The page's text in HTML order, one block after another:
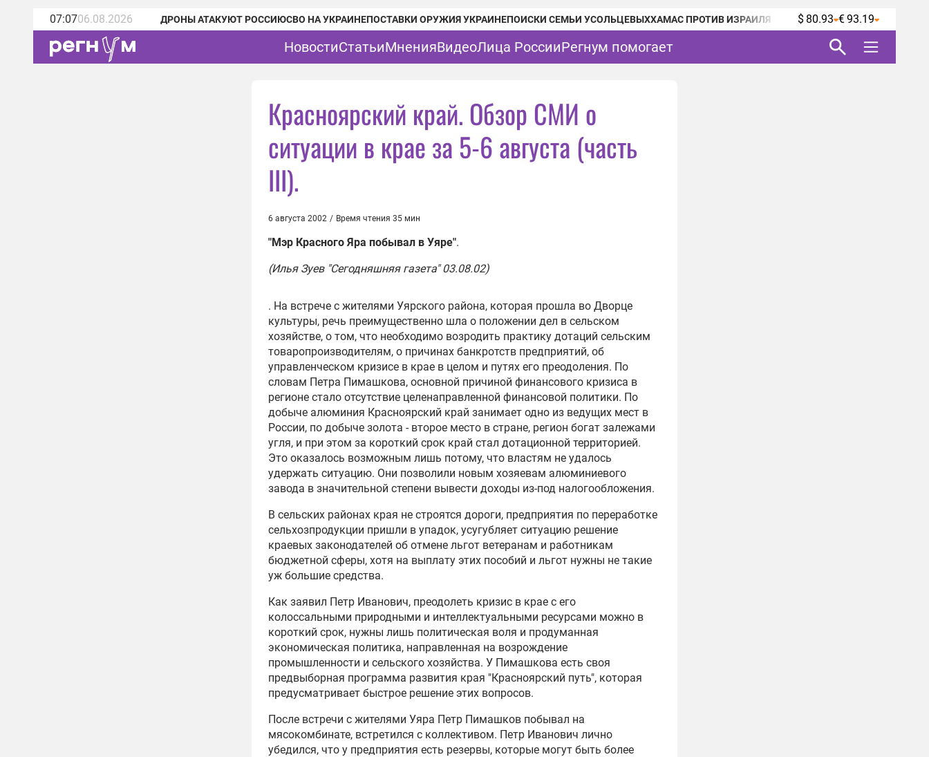
07:0706.08.2026 ДРОНЫ АТАКУЮТ РОССИЮСВО НА УКРАИНЕПОСТАВКИ ОРУЖИЯ УКРАИНЕПОИСКИ СЕМЬИ УСОЛЬЦЕВЫХХАМАС ПРОТИВ ИЗРАИЛЯ $ 80.93 € 93.19
НовостиСтатьиМненияВидеоЛица РоссииРегнум помогает
Красноярский край. Обзор СМИ о
ситуации в крае за 5-6 августа (часть
III).
6 августа 2002 / Время чтения 35 мин
"Мэр Красного Яра побывал в Уяре".
(Илья Зуев "Сегодняшняя газета" 03.08.02)
. На встрече с жителями Уярского района, которая прошла во Дворце
культуры, речь преимущественно шла о положении дел в сельском
хозяйстве, о том, что необходимо возродить практику дотаций сельским
товаропроизводителям, о причинах банкротств предприятий, об
управленческом кризисе в крае в целом и путях его преодоления. По
словам Петра Пимашкова, основной причиной финансового кризиса в
регионе стало отсутствие целенаправленной финансовой политики. По
добыче алюминия Красноярский край занимает одно из ведущих мест в
России, по добыче золота - второе место в стране, регион богат залежами
угля, и при этом за короткий срок край стал дотационной территорией.
Это оказалось возможным лишь потому, что властям не удалось
удержать ситуацию. Они позволили новым хозяевам алюминиевого
завода в значительной степени вывести доходы из-под налогообложения.
В сельских районах края не строятся дороги, предприятия по переработке
сельхозпродукции пришли в упадок, усугубляет ситуацию решение
краевых законодателей об отмене льгот ветеранам и работникам
бюджетной сферы, хотя на выплату этих пособий и льгот нужны не такие
уж большие средства.
Как заявил Петр Иванович, преодолеть кризис в крае с его
колоссальными природными и интеллектуальными ресурсами можно в
короткий срок, нужны лишь политическая воля и продуманная
экономическая политика, направленная на возрождение
промышленности и сельского хозяйства. У Пимашкова есть своя
предвыборная программа развития края "Красноярский путь", которая
предусматривает быстрое решение этих вопросов.
После встречи с жителями Уяра Петр Пимашков побывал на
мясокомбинате, встретился с коллективом. Петр Иванович лично
убедился, что у предприятия есть резервы, которые могут быть более